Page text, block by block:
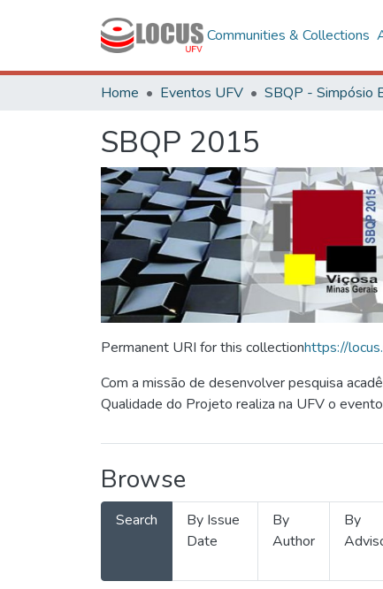
Communities & Collections
Home Eventos UFV
SBQP 2015
Permanent URI for this collectionhttps://
Com a missão de desenvolver pesquisa
Qualidade do Projeto realiza na UFV o
Browse
Search
By Issue
Date
By
Author
By